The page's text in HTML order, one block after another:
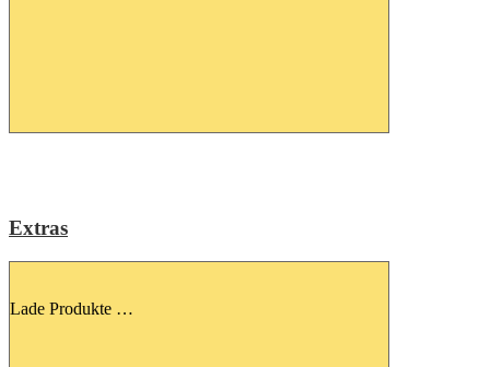
Extras
Lade Produkte …